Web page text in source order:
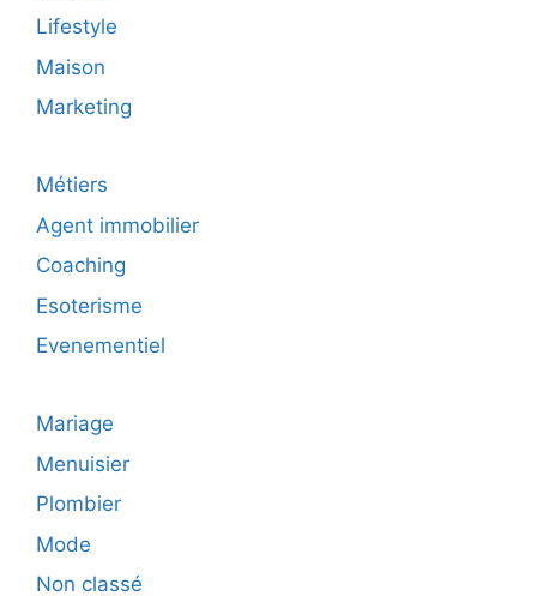
Lifestyle
Maison
Marketing
Métiers
Agent immobilier
Coaching
Esoterisme
Evenementiel
Mariage
Menuisier
Plombier
Mode
Non classé